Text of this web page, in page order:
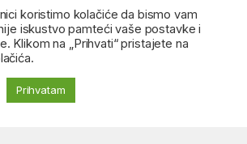
Dostupni radnim danom od:
do 20:00 i Subotom od
08:00 do 14:00
Imate pitanje?
Kontakt: 012/555-
405
koristimo kolačiće da bismo vam
iskustvo pamteći vaše postavke i
Klikom na „Prihvati“ pristajete na
Prihvatam